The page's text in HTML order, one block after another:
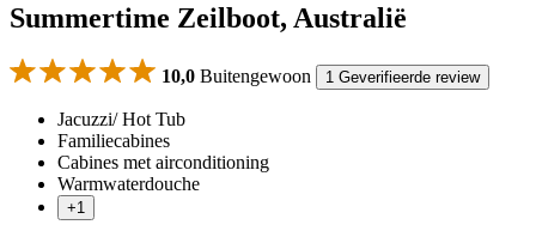
Summertime Zeilboot, Australië
10,0 Buitengewoon 1 Geverifieerde review
Jacuzzi/ Hot Tub
Familiecabines
Cabines met airconditioning
Warmwaterdouche
+1